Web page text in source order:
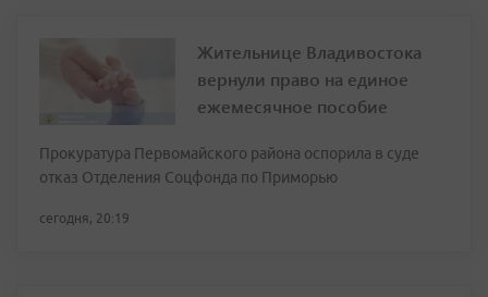
Жительнице Владивостока
вернули право на единое
ежемесячное пособие
Прокуратура Первомайского района оспорила в суде
отказ Отделения Соцфонда по Приморью
сегодня, 20:19